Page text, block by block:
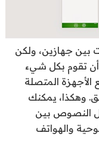
بين جهازين، ولكن
أن تقوم بكل شيء
المتصلة
وهكذا، يمكنك
النصوص بين
والهواتف